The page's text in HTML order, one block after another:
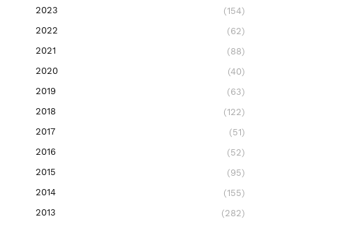
2023
(154)
2022
(62)
2021
(88)
2020
(40)
2019
(63)
2018
(122)
2017
(51)
2016
(52)
2015
(95)
2014
(155)
2013
(282)